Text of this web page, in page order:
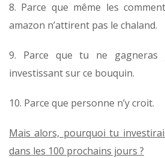
8. Parce que même les
amazon n’attirent pas le chaland.
9. Parce que tu ne gagneras
investissant sur ce bouquin.
10. Parce que personne n’y croit.
Mais alors, pourquoi tu
dans les 100 prochains jours ?